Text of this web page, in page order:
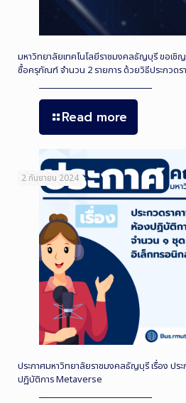
มหาวิทยาลัยเทคโนโลยีราชมงคลธัญบุรี ขอเชิญ
ซื้อครุภัณฑ์ จำนวน 2 รายการ ด้วยวิธีประกวด
Read more
2 กันยายน 2024
ประกาศมหาวิทยาลัยราชมงคลธัญบุรี เรื่อง ป
ปฏิบัติการ Metaverse